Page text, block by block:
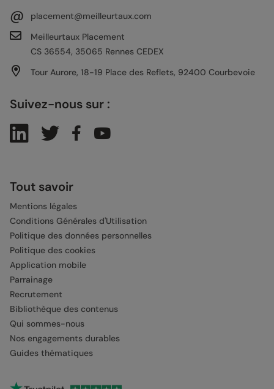
@
placement@meilleurtaux.com
Meilleurtaux Placement
CS 36554, 35065 Rennes CEDEX
Tour Aurore, 18-19 Place des Reflets, 92400 Courbevoie
Suivez-nous sur :
Tout savoir
Mentions légales
Conditions Générales d'Utilisation
Politique des données personnelles
Politique des cookies
Application mobile
Parrainage
Recrutement
Bibliothèque des contenus
Qui sommes-nous
Nos engagements durables
Guides thématiques